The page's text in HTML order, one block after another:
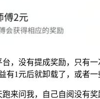
，没有提成奖励，只有
1元后就卸载了，或者一
来问我，自己自阅没有